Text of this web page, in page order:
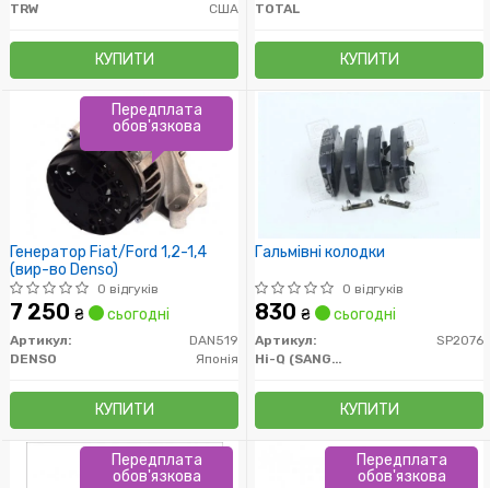
TRW
США
КУПИТИ
TOTAL
КУПИТИ
Генератор Fiat/Ford 1,2-1,4
(вир-во Denso)
0 відгуків
7 250 ₴ сьогодні
Артикул:
DAN519
DENSO
Японія
КУПИТИ
Передплата
обов'язкова
Гальмівні колодки
0 відгуків
830 ₴ сьогодні
Артикул:
SP2076
Hi-Q (SANGSIN)
КУПИТИ
Передплата
обов'язкова
Передплата
обов'язкова